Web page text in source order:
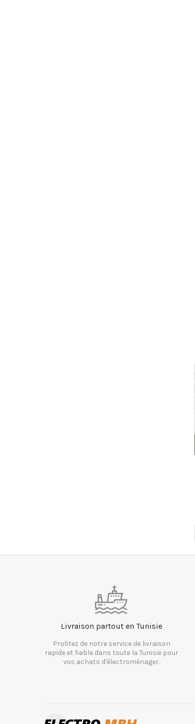
Livraison partout en Tunisie
Profitez de notre service de livraison
rapide et fiable dans toute la Tunisie pour
vos achats d'électroménager.